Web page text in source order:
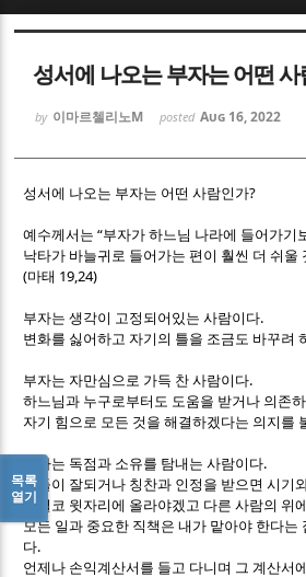
성서에 나오는 부자는 어떤 사
by 이마르첼리노M posted Aug 16, 2022
성서에 나오는 부자는 어떤 사람인가?
예수께서는“부자가 하느님 나라에 들어가기
낙타가 바늘귀로 들어가는 편이 훨씬 더 쉬울
(마태 19,24)
부자는 생각이 고정되어있는 사람이다.
변화를 싫어하고 자기의 틀을 조금도 바꾸려
부자는 자만심으로 가득 찬 사람이다.
하느님과 누구로부터도 도움을 받거나 의존
자기 힘으로 모든 것을 해결하겠다는 의지를
부자는 독점과 소유를 탐내는 사람이다.
남들이 잘되거나 칭찬과 인정을 받으면 시기
기필코 윗자리에 올라야겠고 다른 사람의 위
모든 일과 중요한 직책은 내가 맡아야 한다는
다.
언제나 손익계산서를 들고 다니며 그 계산서
목록
열기
Sketchbook5, 스케
Sketchbook5, 스케
Sketchbook5, 스케
Sketchbook5, 스케